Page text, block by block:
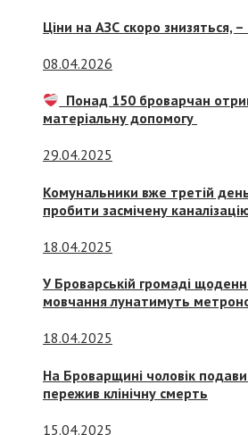
Ціни на АЗС скоро знизяться, –
08.04.2026
Понад 150 броварчан
матеріальну допомогу
29.04.2025
Комунальники вже третій
пробити засмічену
18.04.2025
У Броварській громаді
мовчання лунатимуть
18.04.2025
На Броварщині чоловік
пережив клінічну смерть
15.04.2025